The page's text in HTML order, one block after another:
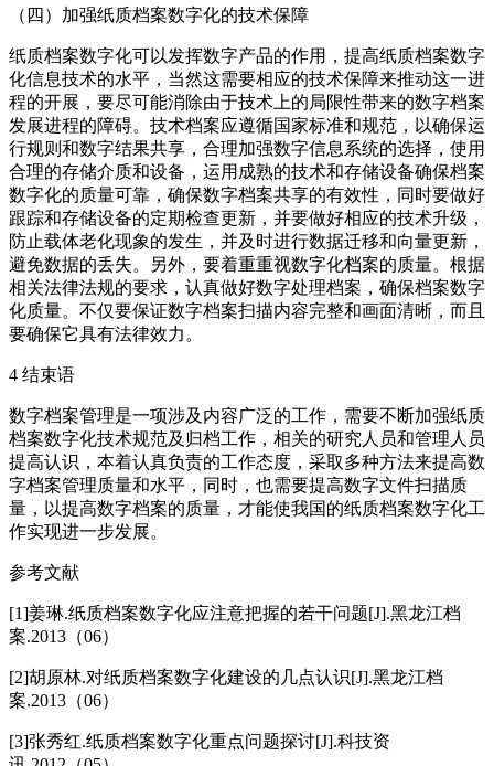
（四）加强纸质档案数字化的技术保障
纸质档案数字化可以发挥数字产品的作用，提高纸质档案数字
化信息技术的水平，当然这需要相应的技术保障来推动这一进
程的开展，要尽可能消除由于技术上的局限性带来的数字档案
发展进程的障碍。技术档案应遵循国家标准和规范，以确保运
行规则和数字结果共享，合理加强数字信息系统的选择，使用
合理的存储介质和设备，运用成熟的技术和存储设备确保档案
数字化的质量可靠，确保数字档案共享的有效性，同时要做好
跟踪和存储设备的定期检查更新，并要做好相应的技术升级，
防止载体老化现象的发生，并及时进行数据迁移和向量更新，
避免数据的丢失。另外，要着重重视数字化档案的质量。根据
相关法律法规的要求，认真做好数字处理档案，确保档案数字
化质量。不仅要保证数字档案扫描内容完整和画面清晰，而且
要确保它具有法律效力。
4 结束语
数字档案管理是一项涉及内容广泛的工作，需要不断加强纸质
档案数字化技术规范及归档工作，相关的研究人员和管理人员
提高认识，本着认真负责的工作态度，采取多种方法来提高数
字档案管理质量和水平，同时，也需要提高数字文件扫描质
量，以提高数字档案的质量，才能使我国的纸质档案数字化工
作实现进一步发展。
参考文献
[1]姜琳.纸质档案数字化应注意把握的若干问题[J].黑龙江档
案.2013（06）
[2]胡原林.对纸质档案数字化建设的几点认识[J].黑龙江档
案.2013（06）
[3]张秀红.纸质档案数字化重点问题探讨[J].科技资